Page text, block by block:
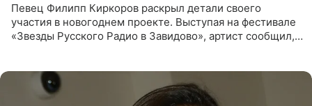
Певец Филипп Киркоров раскрыл детали своего
участия в новогоднем проекте. Выступая на фестивале
«Звезды Русского Радио в Завидово», артист сообщил,